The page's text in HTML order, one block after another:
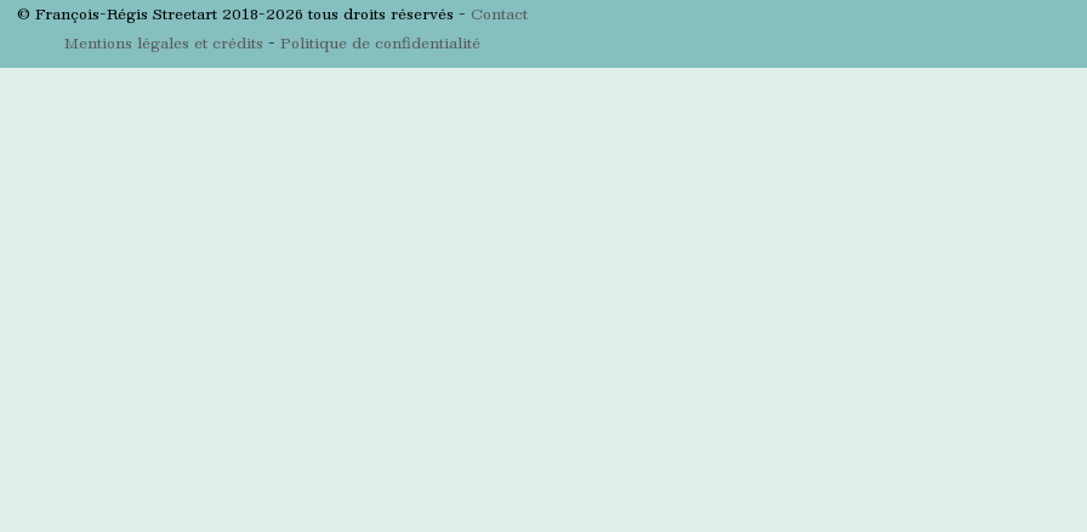
© François-Régis Streetart 2018-2026 tous droits réservés - Contact
Mentions légales et crédits - Politique de confidentialité